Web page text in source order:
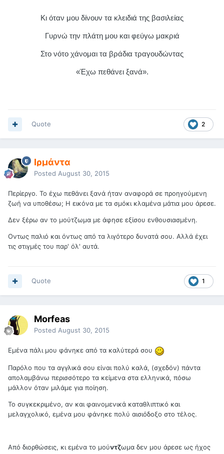
Κι όταν μου δίνουν τα κλειδιά της βασιλείας
Γυρνώ την πλάτη μου και φεύγω μακριά
Στο νότο χάνομαι τα βράδια τραγουδώντας
«Έχω πεθάνει ξανά».
2
Quote
Ιρμάντα
Posted August 30, 2015
Περίεργο. Το έχω πεθάνει ξανά ήταν αναφορά σε προηγούμενη
ζωή να υποθέσω; Η εικόνα με τα σμόκι κλαμένα μάτια μου άρεσε.
Δεν ξέρω αν το μούτζωμα με άφησε εξίσου ενθουσιασμένη.
Οντως παλιό και όντως από τα λιγότερο δυνατά σου. Αλλά έχει
τις στιγμές του παρ' όλ' αυτά.
1
Quote
Morfeas
Posted August 30, 2015
Εμένα πάλι μου φάνηκε από τα καλύτερά σου
Παρόλο που τα αγγλικά σου είναι πολύ καλά, (σχεδόν) πάντα
απολαμβάνω περισσότερο τα κείμενα στα ελληνικά, πόσω
μάλλον όταν μιλάμε για ποίηση.
Το συγκεκριμένο, αν και φαινομενικά καταθλιπτικό και
μελαγχολικό, εμένα μου φάνηκε πολύ αισιόδοξο στο τέλος.
Από διορθώσεις, κι εμένα το μούντζωμα δεν μου άρεσε ως ήχος